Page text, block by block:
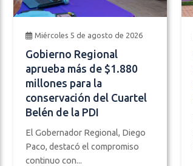
Miércoles 5 de agosto de 2026
Gobierno Regional
aprueba más de $1.880
millones para la
conservación del Cuartel
Belén de la PDI
El Gobernador Regional, Diego
Paco, destacó el compromiso
continuo con...